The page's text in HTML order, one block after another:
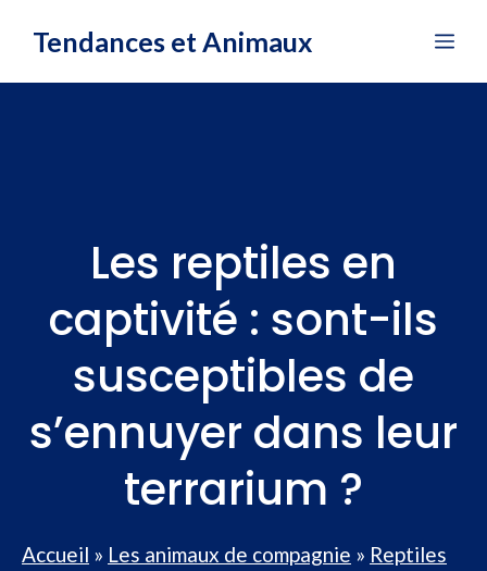
Tendances et Animaux
Les reptiles en
captivité : sont-ils
susceptibles de
s’ennuyer dans leur
terrarium ?
Accueil » Les animaux de compagnie » Reptiles